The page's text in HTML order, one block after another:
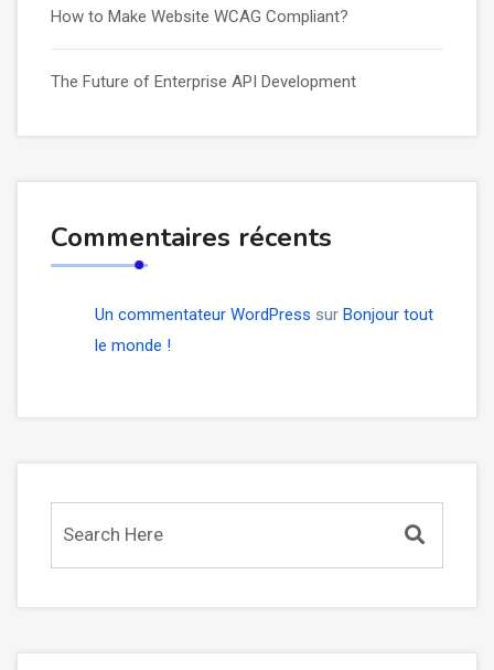
How to Make Website WCAG Compliant?
The Future of Enterprise API Development
Commentaires récents
Un commentateur WordPress sur Bonjour tout
le monde !